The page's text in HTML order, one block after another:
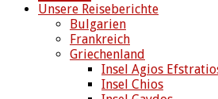
Unsere Reiseberichte
Bulgarien
Frankreich
Griechenland
Insel Agios
Insel Chios